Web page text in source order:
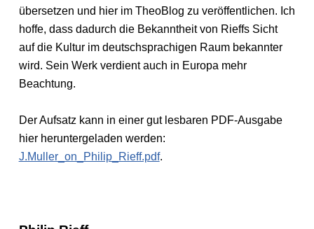
übersetzen und hier im TheoBlog zu veröffentlichen. Ich
hoffe, dass dadurch die Bekanntheit von Rieffs Sicht
auf die Kultur im deutschsprachigen Raum bekannter
wird. Sein Werk verdient auch in Europa mehr
Beachtung.
Der Aufsatz kann in einer gut lesbaren PDF-Ausgabe
hier heruntergeladen werden:
J.Muller_on_Philip_Rieff.pdf.